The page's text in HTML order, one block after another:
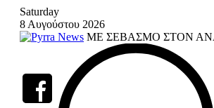
Skip
content
Saturday
8 Αυγούστου 2026
ΜΕ ΣΕΒΑΣΜΟ ΣΤΟΝ